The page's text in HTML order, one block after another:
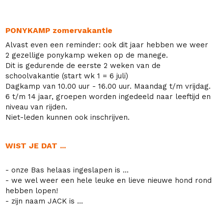
PONYKAMP zomervakantie
Alvast even een reminder: ook dit jaar hebben we weer
2 gezellige ponykamp weken op de manege.
Dit is gedurende de eerste 2 weken van de
schoolvakantie (start wk 1 = 6 juli)
Dagkamp van 10.00 uur - 16.00 uur. Maandag t/m vrijdag.
6 t/m 14 jaar, groepen worden ingedeeld naar leeftijd en
niveau van rijden.
Niet-leden kunnen ook inschrijven.
WIST JE DAT ...
- onze Bas helaas ingeslapen is ...
- we wel weer een hele leuke en lieve nieuwe hond rond
hebben lopen!
- zijn naam JACK is ...